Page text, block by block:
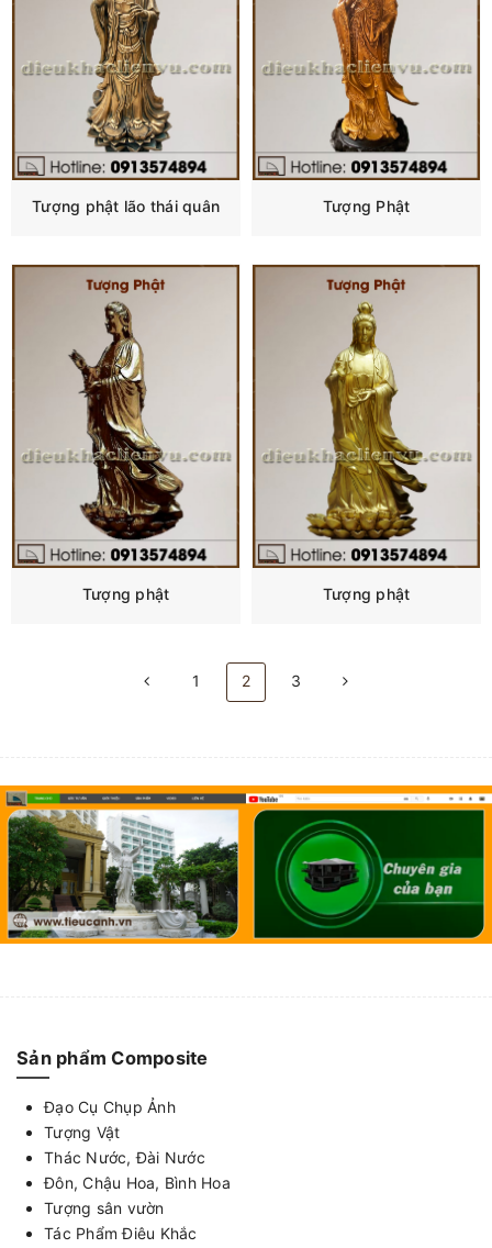
Tượng phật lão thái quân Tượng Phật
Tượng phật Tượng phật
1 2 3
Sản phẩm Composite
Đạo Cụ Chụp Ảnh
Tượng Vật
Thác Nước, Đài Nước
Đôn, Chậu Hoa, Bình Hoa
Tượng sân vườn
Tác Phẩm Điêu Khắc